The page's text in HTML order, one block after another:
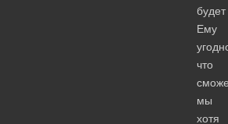
будет
Ему
что
мы
хотя